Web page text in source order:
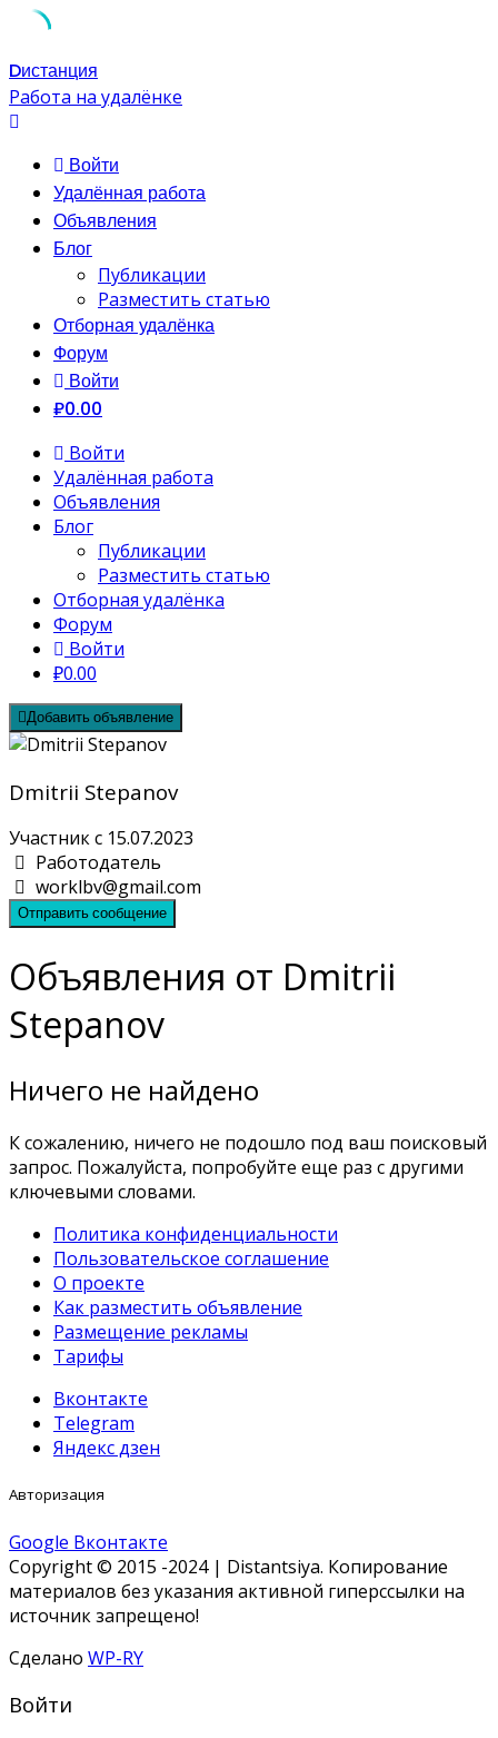
Skip
to
content
Dистанция
Работа на удалёнке
Войти
Удалённая работа
Объявления
Блог
Публикации
Разместить статью
Отборная удалёнка
Форум
Войти
₽0.00
Войти
Удалённая работа
Объявления
Блог
Публикации
Разместить статью
Отборная удалёнка
Форум
Войти
₽0.00
Добавить объявление
Dmitrii Stepanov
Участник с 15.07.2023
Работодатель
worklbv@gmail.com
Отправить сообщение
Объявления от Dmitrii
Stepanov
Ничего не найдено
К сожалению, ничего не подошло под ваш поисковый
запрос. Пожалуйста, попробуйте еще раз с другими
ключевыми словами.
Политика конфиденциальности
Пользовательское соглашение
О проекте
Как разместить объявление
Размещение рекламы
Тарифы
Вконтакте
Telegram
Яндекс дзен
Авторизация
Google Вконтакте
Copyright © 2015 -2024 | Distantsiya. Копирование
материалов без указания активной гиперссылки на
источник запрещено!
Сделано WP-RY
Войти